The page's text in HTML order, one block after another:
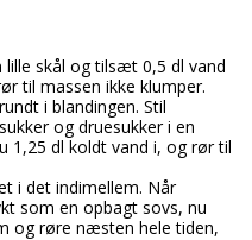
skål og tilsæt 0,5 dl vand
til massen ikke klumper.
i blandingen. Stil
og druesukker i en
1,25 dl koldt vand i, og rør til
i det indimellem. Når
som en opbagt sovs, nu
og røre næsten hele tiden,